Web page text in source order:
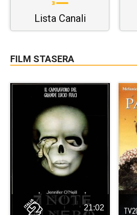
Lista Canali
FILM STASERA
21:02